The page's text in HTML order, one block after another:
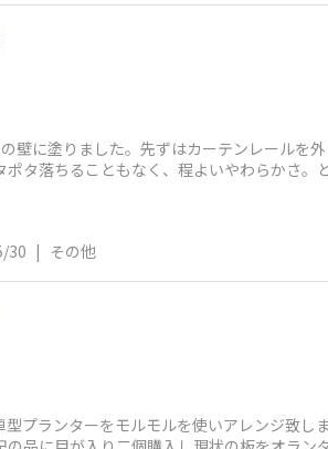
に塗りました。先ずはカーテンレールを
ポタ落ちることもなく、程よいやわらかさ
30 | その他
型プランターをモルモルを使いアレンジ致